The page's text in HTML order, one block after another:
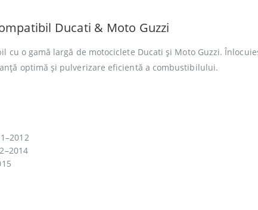
Ducati & Moto Guzzi
cu o gamă largă de motociclete Ducati și Moto Guzzi.
optimă și pulverizare eficientă a combustibilului.